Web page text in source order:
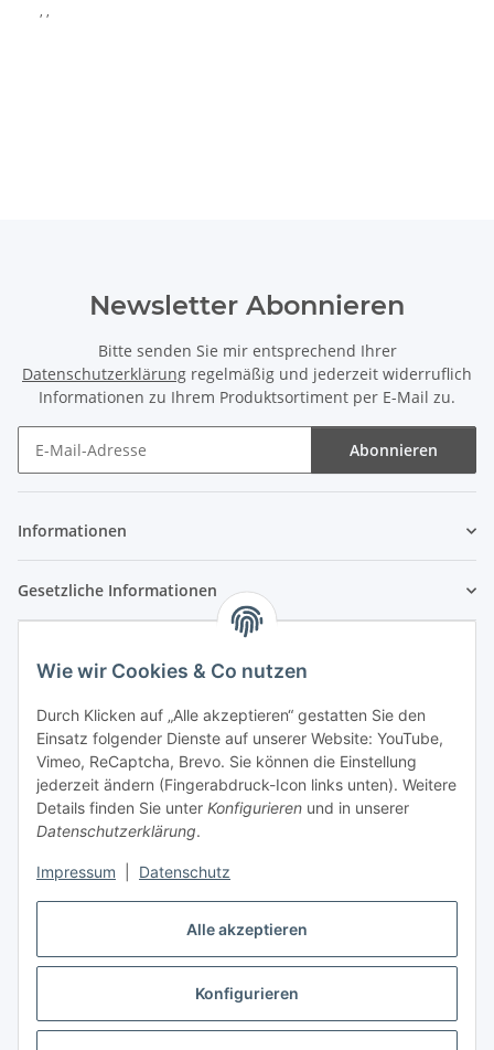
Alle akzeptieren
Konfigurieren
Wie wir Cookies & Co nutzen
Durch Klicken auf „Alle akzeptieren“ gestatten Sie den
Einsatz folgender Dienste auf unserer Website: YouTube,
Vimeo, ReCaptcha, Brevo. Sie können die Einstellung
jederzeit ändern (Fingerabdruck-Icon links unten). Weitere
Details finden Sie unter Konfigurieren und in unserer
Datenschutzerklärung.
Impressum Datenschutz
, ,
Newsletter Abonnieren
Bitte senden Sie mir entsprechend Ihrer
Datenschutzerklärung regelmäßig und jederzeit widerruflich
Informationen zu Ihrem Produktsortiment per E-Mail zu.
Abonnieren
Informationen
Gesetzliche Informationen
Vertrag widerrufen